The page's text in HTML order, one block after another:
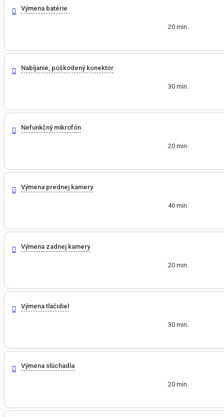
Výmena batérie
20 min.
Nabíjanie, poškodený konektor
30 min.
Nefunkčný mikrofón
20 min.
Výmena prednej kamery
40 min.
Výmena zadnej kamery
20 min.
Výmena tlačidiel
30 min.
Výmena slúchadla
20 min.